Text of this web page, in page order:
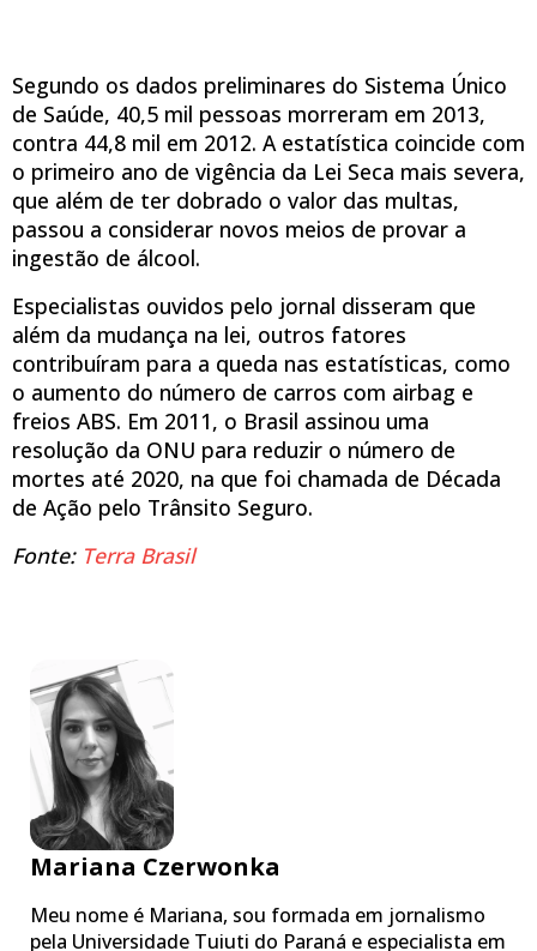
Segundo os dados preliminares do Sistema Único
de Saúde, 40,5 mil pessoas morreram em 2013,
contra 44,8 mil em 2012. A estatística coincide com
o primeiro ano de vigência da Lei Seca mais severa,
que além de ter dobrado o valor das multas,
passou a considerar novos meios de provar a
ingestão de álcool.
Especialistas ouvidos pelo jornal disseram que
além da mudança na lei, outros fatores
contribuíram para a queda nas estatísticas, como
o aumento do número de carros com airbag e
freios ABS. Em 2011, o Brasil assinou uma
resolução da ONU para reduzir o número de
mortes até 2020, na que foi chamada de Década
de Ação pelo Trânsito Seguro.
Fonte: Terra Brasil
Mariana Czerwonka
Meu nome é Mariana, sou formada em jornalismo
pela Universidade Tuiuti do Paraná e especialista em